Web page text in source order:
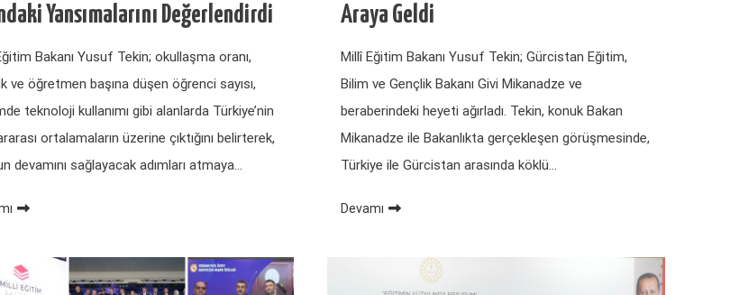
Yansımalarını Değerlendirdi
Bakanı Yusuf Tekin; okullaşma oranı,
ve öğretmen başına düşen öğrenci sayısı,
teknoloji kullanımı gibi alanlarda Türkiye’nin
ortalamaların üzerine çıktığını belirterek,
devamını sağlayacak adımları atmaya…
Araya Geldi
Millî Eğitim Bakanı Yusuf Tekin; Gürcistan Eğitim,
Bilim ve Gençlik Bakanı Givi Mikanadze ve
beraberindeki heyeti ağırladı. Tekin, konuk Bakan
Mikanadze ile Bakanlıkta gerçekleşen görüşmesinde,
Türkiye ile Gürcistan arasında köklü…
Devamı